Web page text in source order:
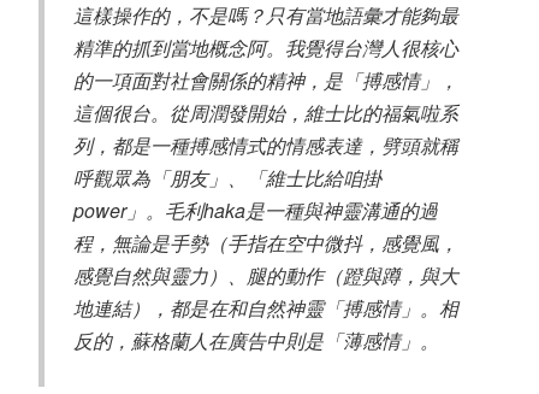
這樣操作的，不是嗎？只有當地語彙才能夠最
精準的抓到當地概念阿。我覺得台灣人很核心
的一項面對社會關係的精神，是「搏感情」，
這個很台。從周潤發開始，維士比的福氣啦系
列，都是一種搏感情式的情感表達，劈頭就稱
呼觀眾為「朋友」、「維士比給咱掛
power」。毛利haka是一種與神靈溝通的過
程，無論是手勢（手指在空中微抖，感覺風，
感覺自然與靈力）、腿的動作（蹬與蹲，與大
地連結），都是在和自然神靈「搏感情」。相
反的，蘇格蘭人在廣告中則是「薄感情」。